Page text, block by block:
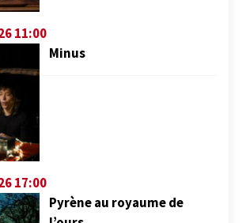
11:00
Minus
17:00
Pyrène au royaume de